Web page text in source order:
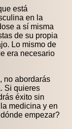
está
en la
a sí misma
de su propia
Lo mismo de
era necesario
no abordarás
Si quieres
éxito sin
medicina y en
empezar?